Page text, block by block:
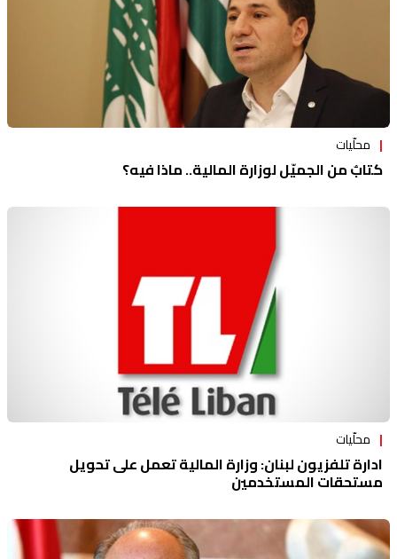
محلّيات
كتابٌ من الجميّل لوزارة المالية.. ماذا فيه؟
محلّيات
ادارة تلفزيون لبنان: وزارة المالية تعمل على تحويل
مستحقات المستخدمين